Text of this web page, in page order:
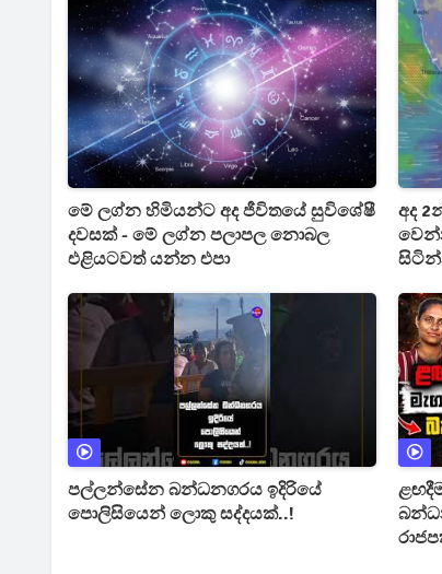
මේ ලග්න හිමියන්ට අද ජීවිතයේ සුවිශේෂී
දවසක් - මේ ලග්න පලාපල නොබල
එළියටවත් යන්න එපා
අද
පල්ලන්සේන බන්ධනගරය ඉදිරියේ
පොලිසියෙන් ලොකු සද්දයක්..!